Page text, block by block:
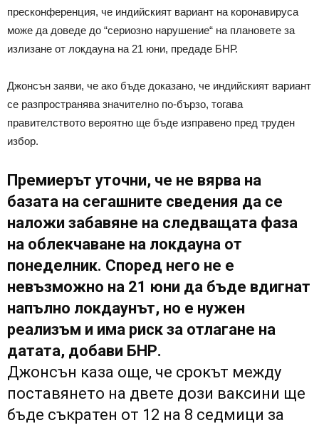
пресконференция, че индийският вариант на коронавируса
може да доведе до “сериозно нарушение“ на плановете за
излизане от локдауна на 21 юни, предаде БНР.
Джонсън заяви, че ако бъде доказано, че индийският вариант
се разпространява значително по-бързо, тогава
правителството вероятно ще бъде изправено пред труден
избор.
Премиерът уточни, че не вярва на
базата на сегашните сведения да се
наложи забавяне на следващата фаза
на облекчаване на локдауна от
понеделник. Според него не е
невъзможно на 21 юни да бъде вдигнат
напълно локдаунът, но е нужен
реализъм и има риск за отлагане на
датата, добави БНР.
Джонсън каза още, че срокът между
поставянето на двете дози ваксини ще
бъде съкратен от 12 на 8 седмици за